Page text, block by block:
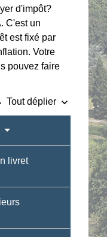
d'impôt?
C'est un
est fixé par
Votre
pouvez faire
Tout déplier keyboard_arrow_down
livret